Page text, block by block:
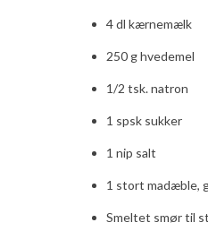
4 dl kærnemælk
250 g hvedemel
1/2 tsk. natron
1 spsk sukker
1 nip salt
1 stort madæble,
Smeltet smør til